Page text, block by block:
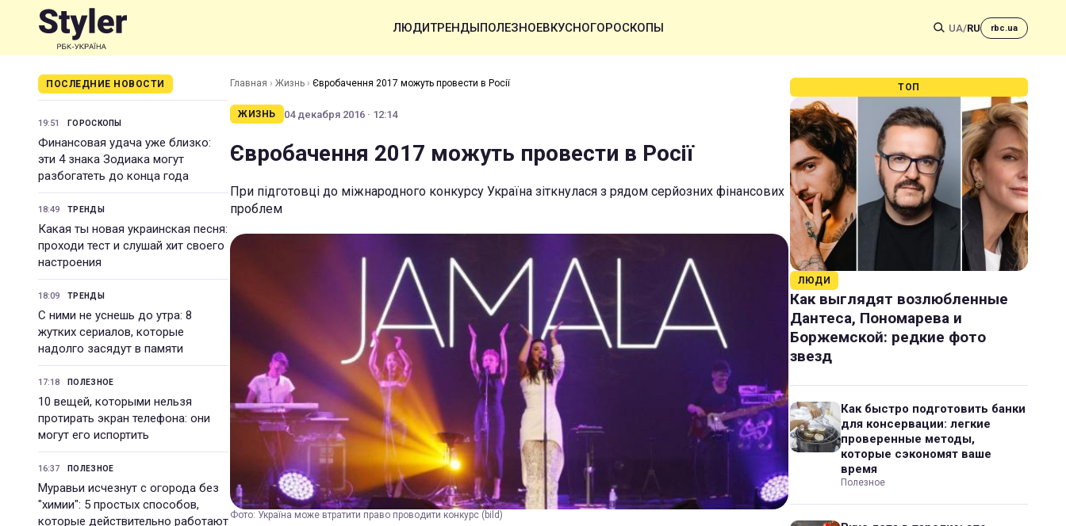
ЛЮДИТРЕНДЫПОЛЕЗНОЕВКУСНОГОРОСКОПЫ UA/RU rbc.ua
ПОСЛЕДНИЕ НОВОСТИ
19:51 ГОРОСКОПЫ
Финансовая удача уже близко:
эти 4 знака Зодиака могут
разбогатеть до конца года
18:49 ТРЕНДЫ
Какая ты новая украинская песня:
проходи тест и слушай хит своего
настроения
18:09 ТРЕНДЫ
С ними не уснешь до утра: 8
жутких сериалов, которые
надолго засядут в памяти
17:18 ПОЛЕЗНОЕ
10 вещей, которыми нельзя
протирать экран телефона: они
могут его испортить
16:37 ПОЛЕЗНОЕ
Муравьи исчезнут с огорода без
"химии": 5 простых способов,
которые действительно работают
Главная › Жизнь › Євробачення 2017 можуть провести в Росії
ЖИЗНЬ 04 декабря 2016 · 12:14
Євробачення 2017 можуть провести в Росії
При підготовці до міжнародного конкурсу Україна зіткнулася з рядом серйозних фінансових
проблем
Фото: Україна може втратити право проводити конкурс (bild)
ТОП
ЛЮДИ
Как выглядят возлюбленные
Дантеса, Пономарева и
Боржемской: редкие фото
звезд
Как быстро подготовить банки
для консервации: легкие
проверенные методы,
которые сэкономят ваше
время
Полезное